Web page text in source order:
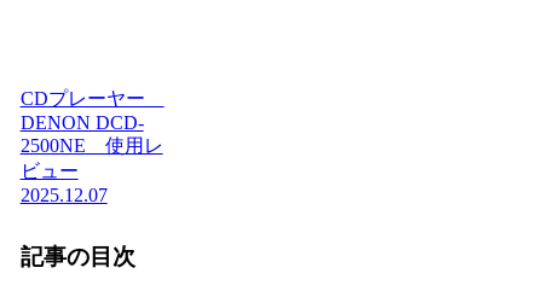
CDプレーヤー
DENON DCD-
2500NE 使用レ
ビュー
2025.12.07
記事の目次